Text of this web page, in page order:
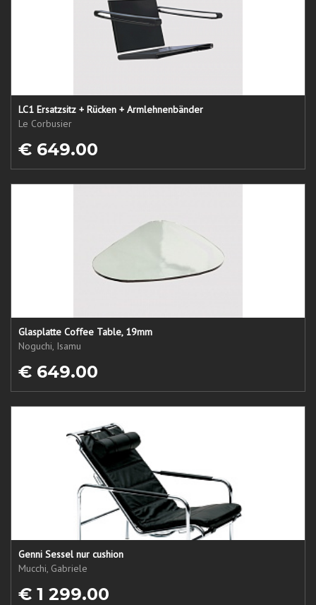
LC1 Ersatzsitz + Rücken + Armlehnenbänder
Le Corbusier
€ 649.00
Glasplatte Coffee Table, 19mm
Noguchi, Isamu
€ 649.00
Genni Sessel nur cushion
Mucchi, Gabriele
€ 1 299.00